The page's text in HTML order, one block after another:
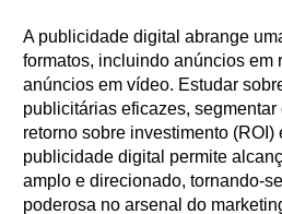
A publicidade digital abrange
formatos, incluindo anúncios em
anúncios em vídeo. Estudar
publicitárias eficazes,
retorno sobre investimento (ROI)
publicidade digital permite
amplo e direcionado, tornando-
poderosa no arsenal do